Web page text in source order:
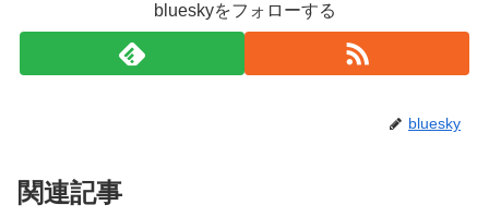
blueskyをフォローする
bluesky
関連記事